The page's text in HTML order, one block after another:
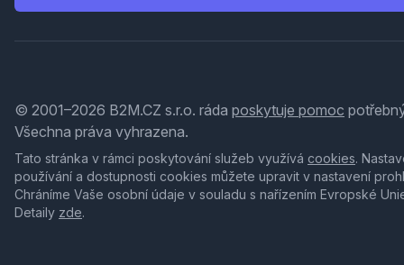
© 2001–2026 B2M.CZ s.r.o. ráda poskytuje pomoc
Všechna práva vyhrazena.
Tato stránka v rámci poskytování služeb využívá cookies.
používání a dostupnosti cookies můžete upravit v nastavení
Chráníme Vaše osobní údaje v souladu s nařízením Evropské
Detaily zde.